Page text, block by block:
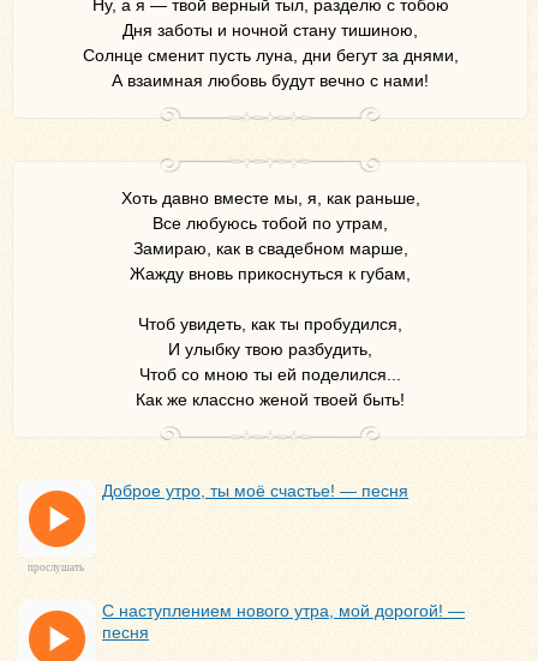
Ну, а я — твой верный тыл, разделю с тобою
Дня заботы и ночной стану тишиною,
Солнце сменит пусть луна, дни бегут за днями,
А взаимная любовь будут вечно с нами!
Хоть давно вместе мы, я, как раньше,
Все любуюсь тобой по утрам,
Замираю, как в свадебном марше,
Жажду вновь прикоснуться к губам,
Чтоб увидеть, как ты пробудился,
И улыбку твою разбудить,
Чтоб со мною ты ей поделился...
Как же классно женой твоей быть!
Доброе утро, ты моё счастье! — песня
прослушать
С наступлением нового утра, мой дорогой! —
песня